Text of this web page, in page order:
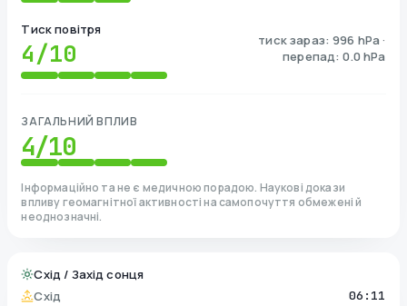
Тиск повітря
4/10
тиск зараз: 996 hPa ·
перепад: 0.0 hPa
ЗАГАЛЬНИЙ ВПЛИВ
4/10
Інформаційно та не є медичною порадою. Наукові докази
впливу геомагнітної активності на самопочуття обмежені й
неоднозначні.
Схід / Захід сонця
Схід
06:11